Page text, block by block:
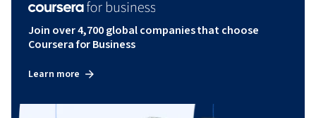
Join over 4,700 global companies that choose
Coursera for Business
Learn more